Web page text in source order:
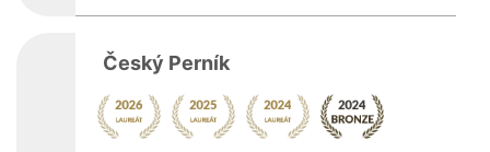
Český Perník